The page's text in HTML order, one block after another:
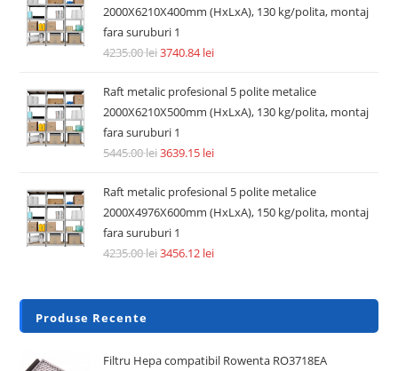
2000X6210X400mm (HxLxA), 130 kg/polita, montaj
fara suruburi 1
4235.00lei3740.84lei
Raft metalic profesional 5 polite metalice
2000X6210X500mm (HxLxA), 130 kg/polita, montaj
fara suruburi 1
5445.00lei3639.15 lei
Raft metalic profesional 5 polite metalice
2000X4976X600mm (HxLxA), 150 kg/polita, montaj
fara suruburi 1
4235.00lei3456.12 lei
Produse Recente
Filtru Hepa compatibil Rowenta RO3718EA